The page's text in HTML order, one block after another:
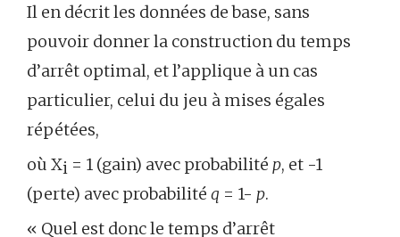
Il en décrit les données de base, sans
pouvoir donner la construction du temps
d’arrêt optimal, et l’applique à un cas
particulier, celui du jeu à mises égales
répétées,
où Xi = 1 (gain) avec probabilité p, et -1
(perte) avec probabilité q = 1- p.
« Quel est donc le temps d’arrêt